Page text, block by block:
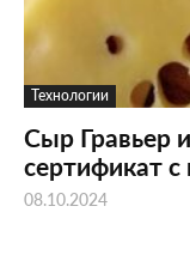
Технологии
Сыр Гравьер
сертификат с
08.10.2024